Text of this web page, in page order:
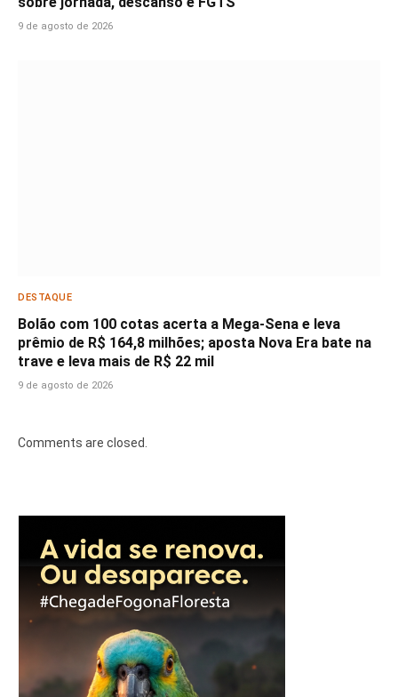
9 de agosto de 2026
DESTAQUE
Bolão com 100 cotas acerta a Mega-Sena e leva
prêmio de R$ 164,8 milhões; aposta Nova Era bate na
trave e leva mais de R$ 22 mil
9 de agosto de 2026
Comments are closed.